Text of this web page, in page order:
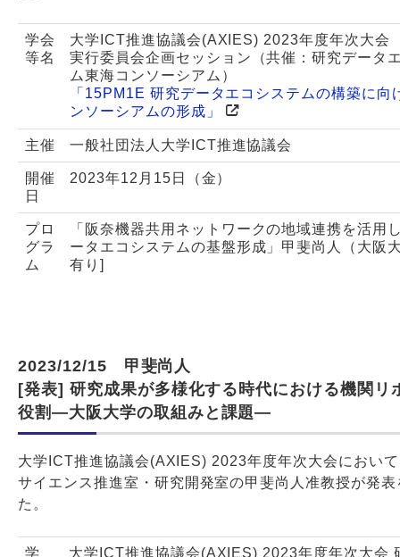
学会
等名
大学ICT推進協議会(AXIES) 2023年度年次大会
実行委員会企画セッション（共催：研究データ
ム東海コンソーシアム）
「15PM1E 研究データエコシステムの構築に向
ンソーシアムの形成」
主催 一般社団法人大学ICT推進協議会
開催
日
2023年12月15日（金）
プロ
グラ
ム
「阪奈機器共用ネットワークの地域連携を活用
ータエコシステムの基盤形成」甲斐尚人（大阪
有り]
2023/12/15 甲斐尚人
[発表] 研究成果が多様化する時代における機関リ
役割―大阪大学の取組みと課題―
大学ICT推進協議会(AXIES) 2023年度年次大会におい
サイエンス推進室・研究開発室の甲斐尚人准教授が発
た。
学
大学ICT推進協議会(AXIES) 2023年度年次大会